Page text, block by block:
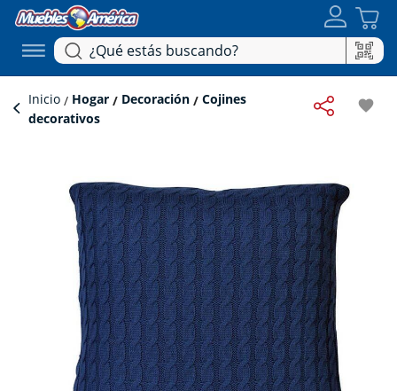
Inicio Hogar Decoración Cojines
decorativos
favorite